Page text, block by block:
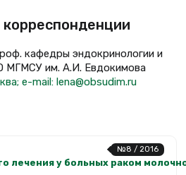
кафедры эндокринологии и
МГМСУ им. А.И. Евдокимова
e-mail: lena@obsudim.ru
№8 / 2016
лечения у больных раком